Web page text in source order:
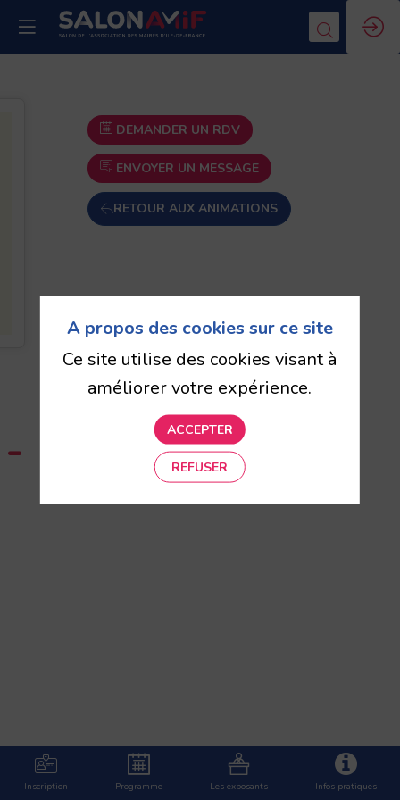
DEMANDER UN RDV
ENVOYER UN MESSAGE
RETOUR AUX ANIMATIONS
Inscription Programme Les exposants Infos pratiques
A propos des cookies sur ce site
Ce site utilise des cookies visant à
améliorer votre expérience.
ACCEPTER
REFUSER